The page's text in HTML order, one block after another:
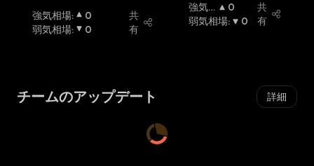
強気相場:
0
弱気相場: 0
共
有
強気
相場:
0
弱気相場: 0
共
有
チームのアップデート 詳細